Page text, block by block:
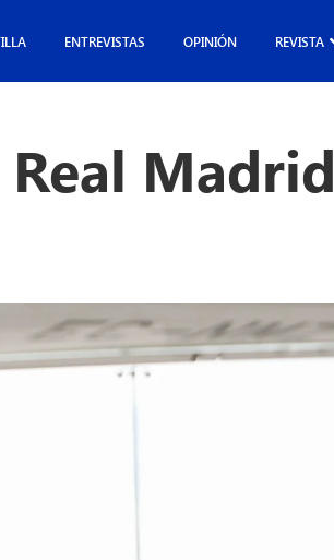
ENTREVISTAS OPINIÓN REVISTA
Real Madrid